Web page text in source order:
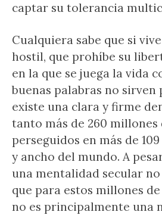
captar su tolerancia
Cualquiera sabe que si
hostil, que prohíbe su
en la que se juega la vida
buenas palabras no sirven
existe una clara y firme
tanto más de 260
perseguidos en más de
y ancho del mundo. A
una mentalidad secular
que para estos millones
no es principalmente una